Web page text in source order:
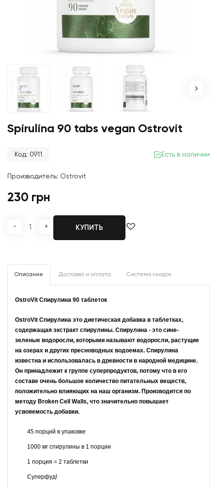
Spirulina 90 tabs vegan Ostrovit
Код: 0911 Есть в наличии
Производитель: Ostrovit
230 грн
- + КУПИТЬ
Описание Доставка и оплата Система скидок
OstroVit Спирулина 90 таблеток
OstroVit Спирулина это диетическая добавка в таблетках,
содержащая экстракт спирулины. Спирулина - это сине-
зеленые водоросли, которыми называют водоросли, растущие
на озерах и других пресноводных водоемах. Спирулина
известна и использовалась в древности в народной медицине.
Он принадлежит к группе суперпродуктов, потому что в его
составе очень большое количество питательных веществ,
положительно влияющих на наш организм. Производится по
методу Broken Cell Walls, что значительно повышает
усвояемость добавки.
45 порций в упаковке
1000 мг спирулины в 1 порции
1 порция = 2 таблетки
Суперфуд!